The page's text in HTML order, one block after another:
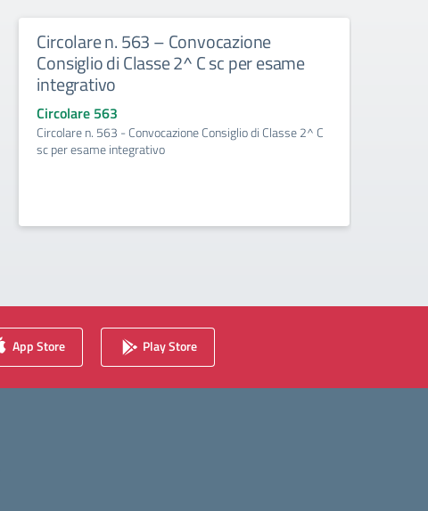
Circolare n. 563 – Convocazione
Consiglio di Classe 2^ C sc per esame
integrativo
Circolare 563
Circolare n. 563 - Convocazione Consiglio di Classe 2^ C
sc per esame integrativo
App Store Play Store